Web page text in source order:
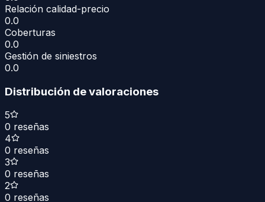
Relación calidad-precio
0.0
Coberturas
0.0
Gestión de siniestros
0.0
Distribución de valoraciones
5
0 reseñas
4
0 reseñas
3
0 reseñas
2
0 reseñas